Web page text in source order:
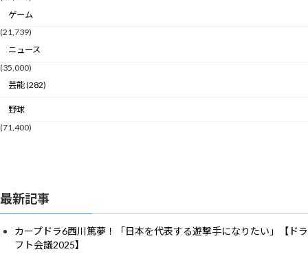
ゲーム
(21,739)
ニュース
(35,000)
芸能 (282)
野球
(71,400)
最新記事
カープドラ6西川篤夢！「日本を代表する遊撃手になりたい」【ドラ
フト会議2025】